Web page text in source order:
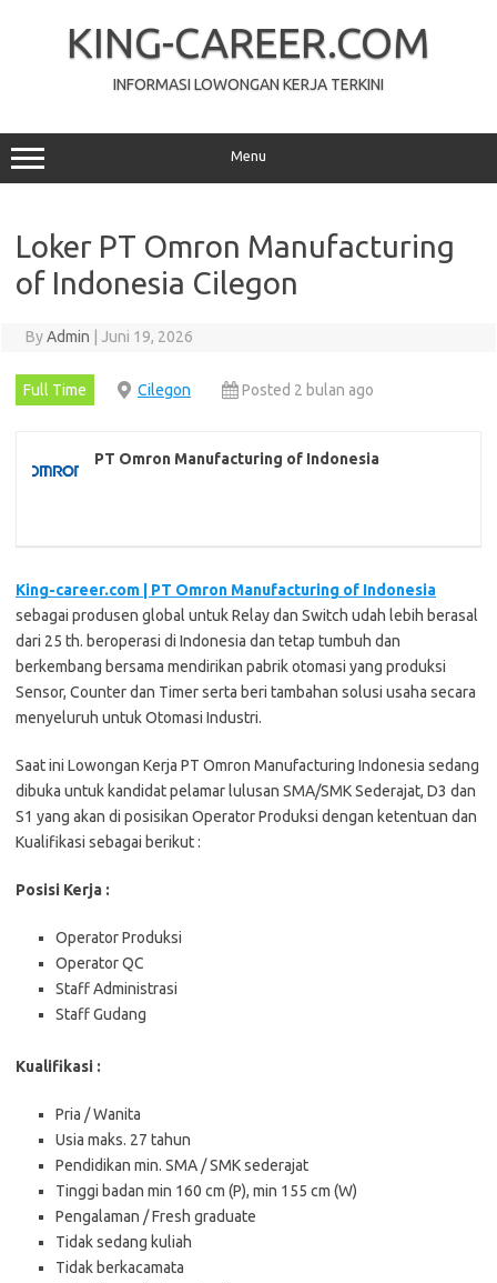
KING-CAREER.COM
INFORMASI LOWONGAN KERJA TERKINI
Menu
Loker PT Omron Manufacturing
of Indonesia Cilegon
ByAdmin Juni 19, 2026
Full Time Cilegon Posted 2 bulan ago
PT Omron Manufacturing of Indonesia
King-career.com | PT Omron Manufacturing of Indonesia
sebagai produsen global untuk Relay dan Switch udah lebih berasal
dari 25 th. beroperasi di Indonesia dan tetap tumbuh dan
berkembang bersama mendirikan pabrik otomasi yang produksi
Sensor, Counter dan Timer serta beri tambahan solusi usaha secara
menyeluruh untuk Otomasi Industri.
Saat ini Lowongan Kerja PT Omron Manufacturing Indonesia sedang
dibuka untuk kandidat pelamar lulusan SMA/SMK Sederajat, D3 dan
S1 yang akan di posisikan Operator Produksi dengan ketentuan dan
Kualifikasi sebagai berikut :
Posisi Kerja :
Operator Produksi
Operator QC
Staff Administrasi
Staff Gudang
Kualifikasi :
Pria / Wanita
Usia maks. 27 tahun
Pendidikan min. SMA / SMK sederajat
Tinggi badan min 160 cm (P), min 155 cm (W)
Pengalaman / Fresh graduate
Tidak sedang kuliah
Tidak berkacamata